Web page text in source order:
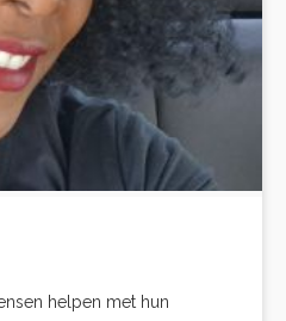
helpen met hun